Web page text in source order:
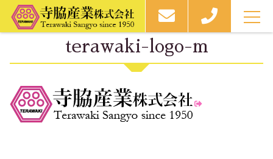
terawaki-logo-m